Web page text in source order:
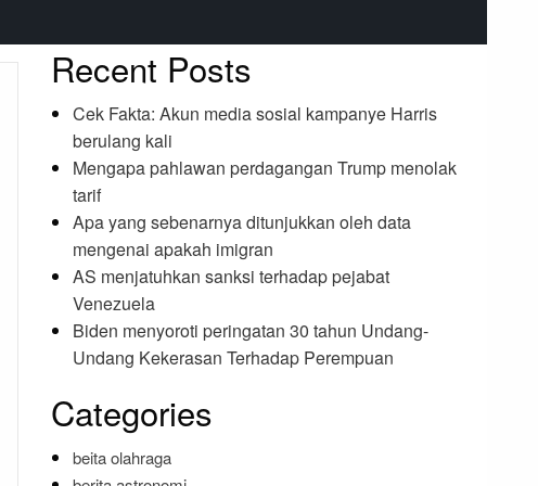
Recent Posts
Cek Fakta: Akun media sosial kampanye Harris
berulang kali
Mengapa pahlawan perdagangan Trump menolak
tarif
Apa yang sebenarnya ditunjukkan oleh data
mengenai apakah imigran
AS menjatuhkan sanksi terhadap pejabat
Venezuela
Biden menyoroti peringatan 30 tahun Undang-
Undang Kekerasan Terhadap Perempuan
Categories
beita olahraga